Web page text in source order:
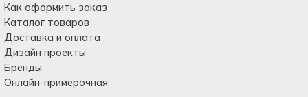
Как оформить заказ
Каталог товаров
Доставка и оплата
Дизайн проекты
Бренды
Онлайн-примерочная